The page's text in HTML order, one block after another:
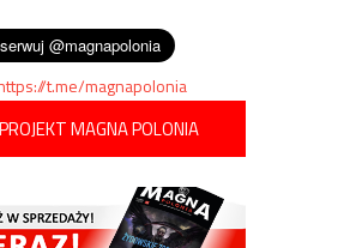
t.me/magnapolonia
MAGNA POLONIA